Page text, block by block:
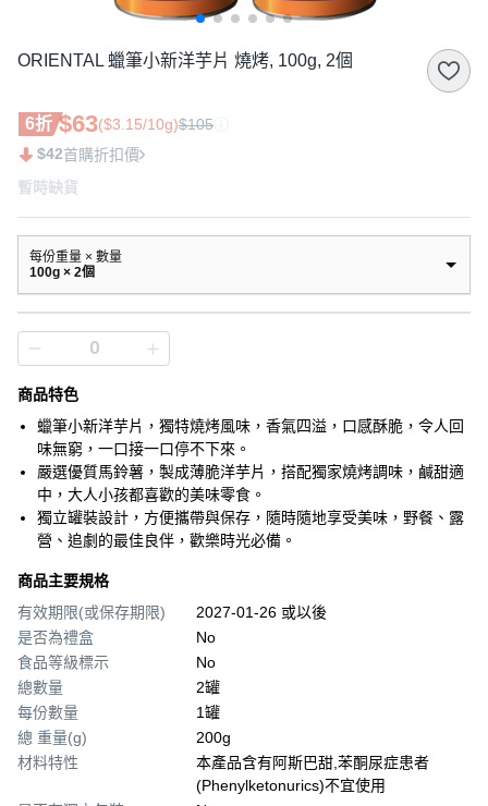
ORIENTAL 蠟筆小新洋芋片 燒烤, 100g, 2個
6折 $63($3.15/10g)$105
$42首購折扣價
暫時缺貨
每份重量 × 數量
100g × 2個
商品特色
蠟筆小新洋芋片，獨特燒烤風味，香氣四溢，口感酥脆，令人回
味無窮，一口接一口停不下來。
嚴選優質馬鈴薯，製成薄脆洋芋片，搭配獨家燒烤調味，鹹甜適
中，大人小孩都喜歡的美味零食。
獨立罐裝設計，方便攜帶與保存，隨時隨地享受美味，野餐、露
營、追劇的最佳良伴，歡樂時光必備。
商品主要規格
有效期限(或保存期限)
2027-01-26 或以後
是否為禮盒
No
食品等級標示
No
總數量
2罐
每份數量
1罐
總 重量(g)
200g
材料特性
本產品含有阿斯巴甜,苯酮尿症患者
(Phenylketonurics)不宜使用